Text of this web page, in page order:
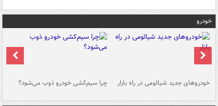
خودرو
خودروهای جدید شیائومی در راه بازار چرا سیم‌کشی خودرو ذوب می‌شود؟